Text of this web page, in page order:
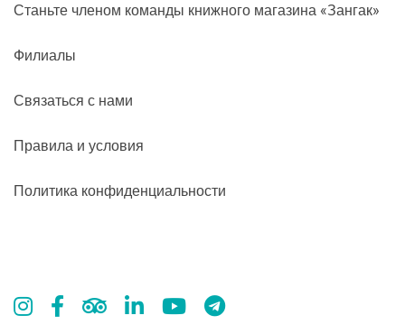
Станьте членом команды книжного магазина «Зангак»
Филиалы
Связаться с нами
Правила и условия
Политика конфиденциальности